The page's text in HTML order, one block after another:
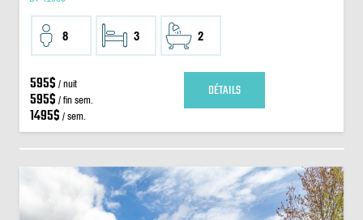
8 3 2
595$ / nuit
595$ / fin sem.
1495$ / sem.
DÉTAILS